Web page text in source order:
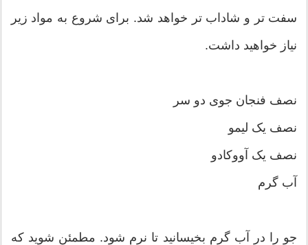
سفت تر و شاداب تر خواهد شد. برای شروع به مواد زیر
نیاز خواهید داشت.
نصف فنجان جوی دو سر
نصف یک لیمو
نصف یک آووکادو
آب گرم
جو را در آب گرم بخیسانید تا نرم شود. مطمئن شوید که